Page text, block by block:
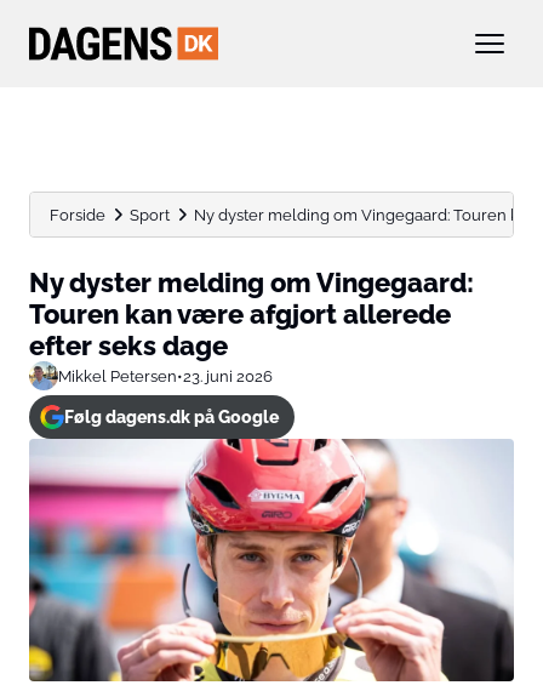
Forside Sport Ny dyster melding om Vingegaard: Touren
Ny dyster melding om Vingegaard:
Touren kan være afgjort allerede
efter seks dage
Mikkel Petersen•23. juni 2026
Følg dagens.dk på Google